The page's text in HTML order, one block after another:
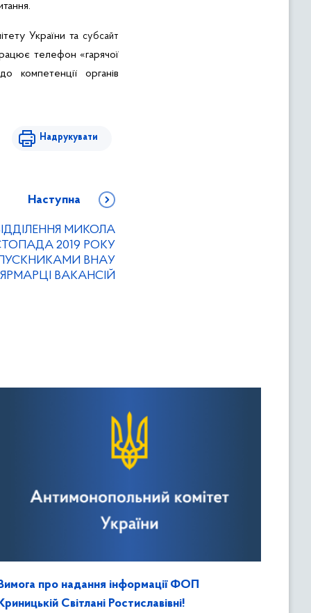
України та субсайт
телефон «гарячої
компетенції органів
Надрукувати
Наступна
МИКОЛА
2019 РОКУ
ВНАУ
ВАКАНСІЙ
про надання інформації ФОП
Світлані Ростиславівні!